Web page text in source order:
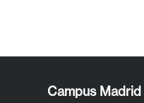
Campus Madrid